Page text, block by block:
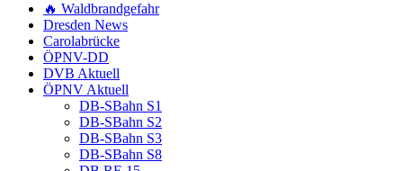
🔥 Waldbrandgefahr
Dresden News
Carolabrücke
ÖPNV-DD
DVB Aktuell
ÖPNV Aktuell
DB-SBahn S1
DB-SBahn S2
DB-SBahn S3
DB-SBahn S8